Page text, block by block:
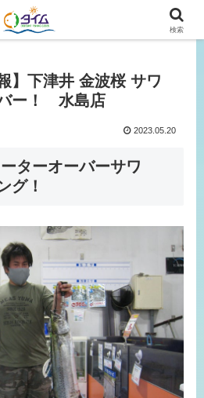
情報はタイムにおまかせ！
】下津井 金波桜 サワ
ー！ 水島店
2023.05.20
ターオーバーサワ
グ！
検索